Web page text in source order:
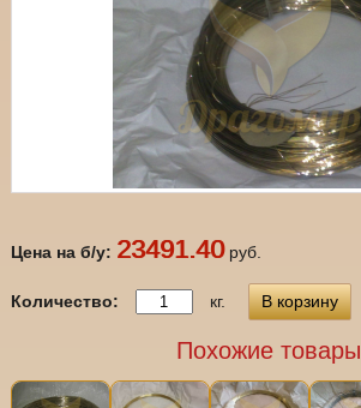
Цена на б/у: 23491.40руб.
Количество: кг. В корзину
Похожие товары